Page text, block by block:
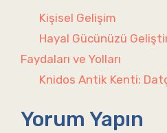
Kategoriler
Kişisel Gelişim
Hayal Gücünüzü
Faydaları ve Yolları
Knidos Antik Kenti:
Yorum Yapın